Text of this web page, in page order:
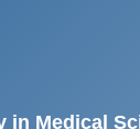
in Medical